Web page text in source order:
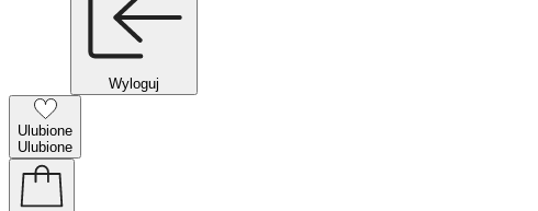
Wyloguj
Ulubione
Ulubione